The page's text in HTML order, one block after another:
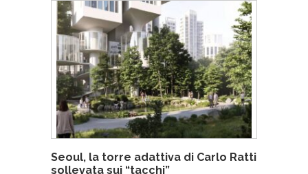
Seoul, la torre adattiva di Carlo Ratti
sollevata sui “tacchi”